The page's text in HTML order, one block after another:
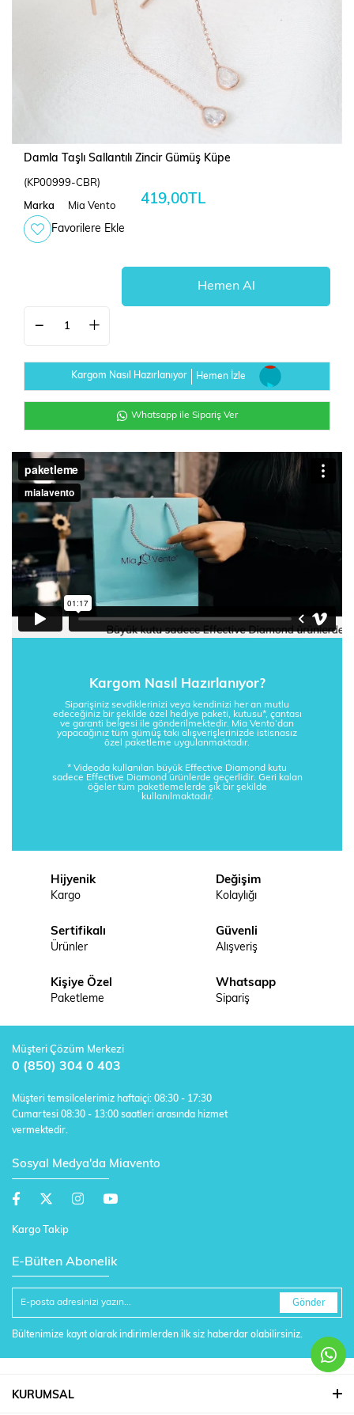
Damla Taşlı Sallantılı Zincir Gümüş Küpe
(KP00999-CBR)
Marka Mia Vento 419,00TL
Favorilere Ekle
Kargom Nasıl Hazırlanıyor Hemen İzle
Whatsapp ile Sipariş Ver
Kargom Nasıl Hazırlanıyor?
Siparişiniz sevdiklerinizi veya kendinizi her an mutlu
edeceğiniz bir şekilde özel hediye paketi, kutusu*, çantası
ve garanti belgesi ile gönderilmektedir. Mia Vento’dan
yapacağınız tüm gümüş takı alışverişlerinizde istisnasız
özel paketleme uygulanmaktadır.
* Videoda kullanılan büyük Effective Diamond kutu
sadece Effective Diamond ürünlerde geçerlidir. Geri kalan
öğeler tüm paketlemelerde şık bir şekilde
kullanılmaktadır.
Hijyenik
Kargo
Değişim
Kolaylığı
Sertifikalı
Ürünler
Güvenli
Alışveriş
Kişiye Özel
Paketleme
Whatsapp
Sipariş
Müşteri Çözüm Merkezi
0 (850) 304 0 403
Müşteri temsilcelerimiz haftaiçi: 08:30 - 17:30
Cumartesi 08:30 - 13:00 saatleri arasında hizmet
vermektedir.
Sosyal Medya'da Miavento
Kargo Takip
E-Bülten Abonelik
Gönder
Bültenimize kayıt olarak indirimlerden ilk siz haberdar olabilirsiniz.
KURUMSAL